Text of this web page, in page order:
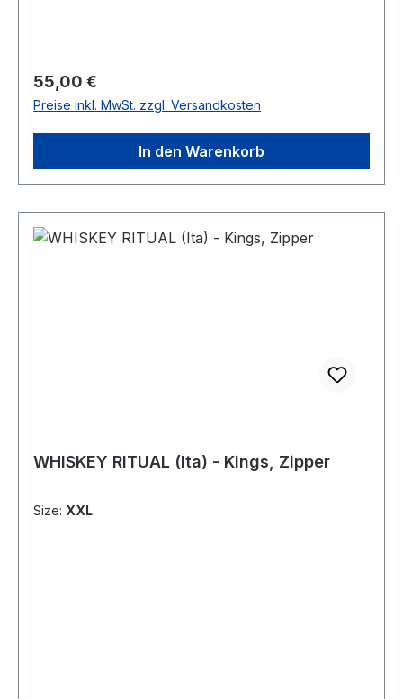
Regulärer Preis:
55,00 €
Preise inkl. MwSt. zzgl. Versandkosten
In den Warenkorb
WHISKEY RITUAL (Ita) - Kings, Zipper
Size: XXL